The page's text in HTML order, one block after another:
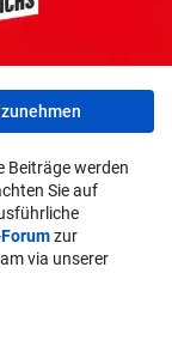
Beiträge werden
Sie auf
zur
via unserer